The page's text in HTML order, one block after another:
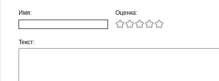
Имя: Оценка:
Текст: